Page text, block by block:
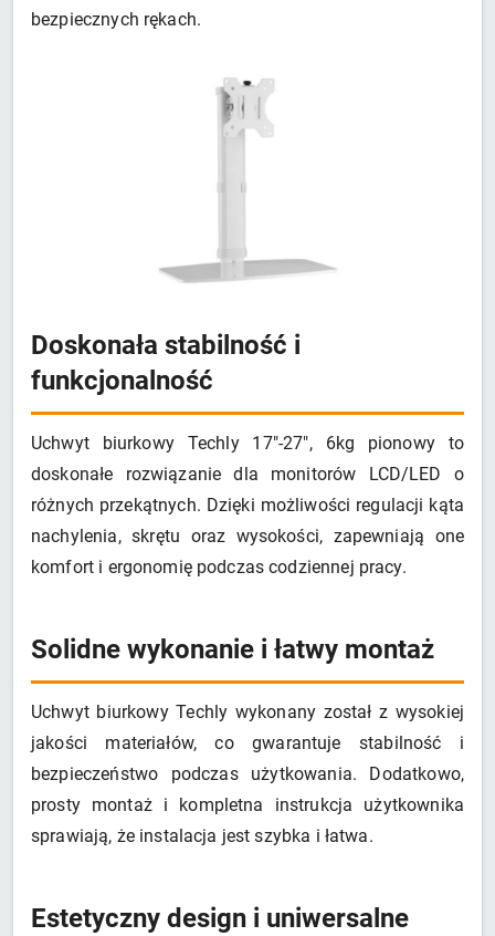
bezpiecznych rękach.
Doskonała stabilność i
funkcjonalność
Uchwyt biurkowy Techly 17"-27", 6kg pionowy to
doskonałe rozwiązanie dla monitorów LCD/LED o
różnych przekątnych. Dzięki możliwości regulacji kąta
nachylenia, skrętu oraz wysokości, zapewniają one
komfort i ergonomię podczas codziennej pracy.
Solidne wykonanie i łatwy montaż
Uchwyt biurkowy Techly wykonany został z wysokiej
jakości materiałów, co gwarantuje stabilność i
bezpieczeństwo podczas użytkowania. Dodatkowo,
prosty montaż i kompletna instrukcja użytkownika
sprawiają, że instalacja jest szybka i łatwa.
Estetyczny design i uniwersalne